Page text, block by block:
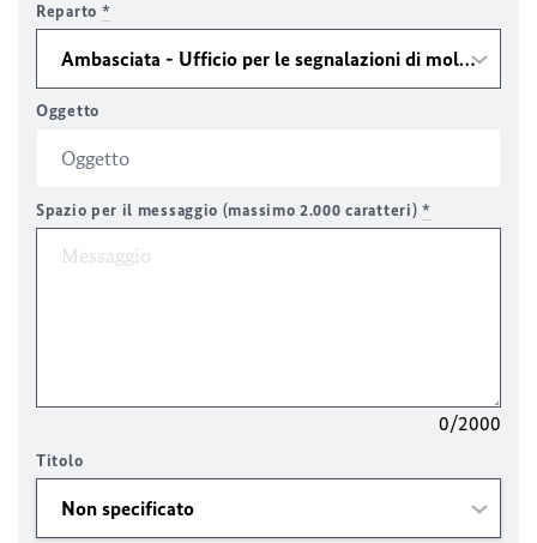
Reparto *
Oggetto
Spazio per il messaggio (massimo 2.000 caratteri) *
0/2000
Titolo